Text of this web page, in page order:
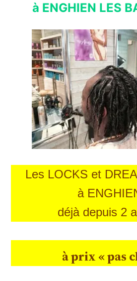
à ENGHIEN LES
Les LOCKS et
à
déjà depuis 2
à prix « pas